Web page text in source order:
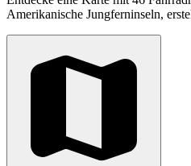
Amerikanische Jungferninseln,